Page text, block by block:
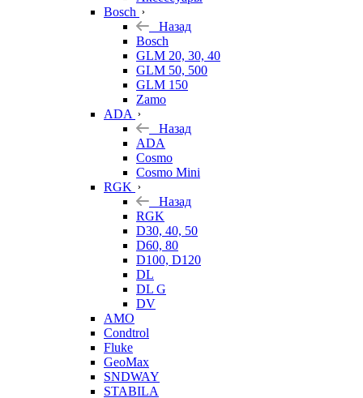
Bosch
Назад
Bosch
GLM 20, 30, 40
GLM 50, 500
GLM 150
Zamo
ADA
Назад
ADA
Cosmo
Cosmo Mini
RGK
Назад
RGK
D30, 40, 50
D60, 80
D100, D120
DL
DL G
DV
AMO
Condtrol
Fluke
GeoMax
SNDWAY
STABILA